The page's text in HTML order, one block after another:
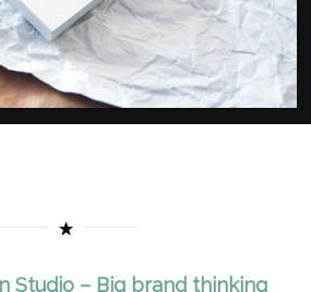
Studio – Big brand thinking